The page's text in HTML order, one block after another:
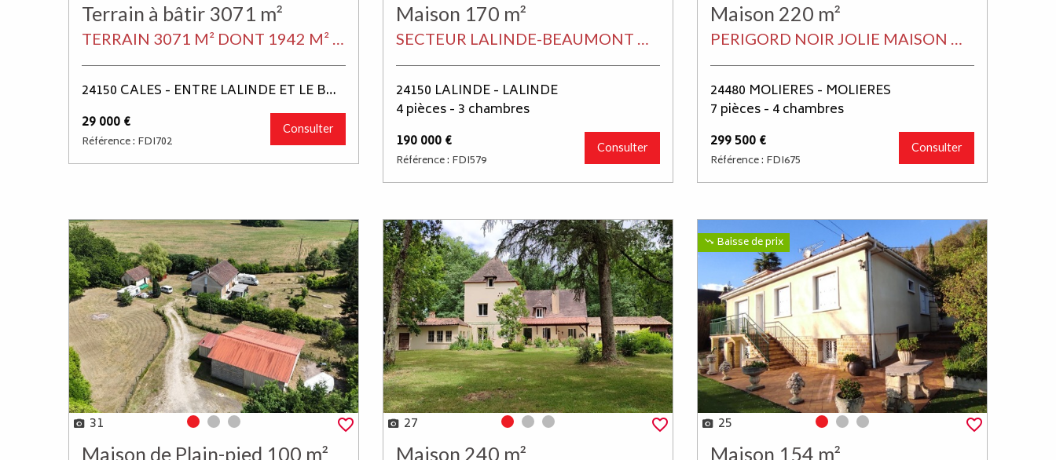
Terrain à bâtir 3071 m²
TERRAIN 3071 M² DONT 1942 M² CONSTRUCTIBLES
24150 CALES - ENTRE LALINDE ET LE BUISSON DE CADOUIN
29 000 €
Référence : FDI702
Consulter
Maison 170 m²
SECTEUR LALINDE-BEAUMONT MAISON DE 170 M² HABITABLES CONSTRUCTION DE L'ANNÉE 2000, COMPOSÉE D'UNE GRANDE PIECE DE VIE DE 80 M², CUISINE EQUIPÉE, 3 CHAMBRES, SALLE D'EAU , CHAUFFAGE POMPE A CHALEUR, AGREABLE TERRAIN NON CLOS DE 5000 M².
24150 LALINDE - LALINDE
4 pièces - 3 chambres
190 000 €
Référence : FDI579
Consulter
Maison 220 m²
PERIGORD NOIR JOLIE MAISON DE 220 M² SH, 4 CHAMBRES DONT UNE SUITÉE, BELLES PIECES DE VIE, CUISINE ÉQUIPÉE, SALLE DE BIEN-ÊTRE AVEC PISCINE ET HAMMAM LE TOUT SUR 8 545 M²..
24480 MOLIERES - MOLIERES
7 pièces - 4 chambres
299 500 €
Référence : FDI675
Consulter
31 Photo 0
Photo 1Photo 2
Maison de Plain-pied 100 m²
27 Photo 0
Photo 1Photo 2
Maison 240 m²
Baisse de prix
25 Photo 0
Photo 1Photo 2
Maison 154 m²